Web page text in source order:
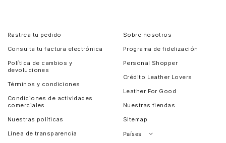
Rastrea tu pedido
Consulta tu factura electrónica
Política de cambios y
devoluciones
Términos y condiciones
Condiciones de actividades
comerciales
Nuestras políticas
Línea de transparencia
Sobre nosotros
Programa de fidelización
Personal Shopper
Crédito Leather Lovers
Leather For Good
Nuestras tiendas
Sitemap
Países